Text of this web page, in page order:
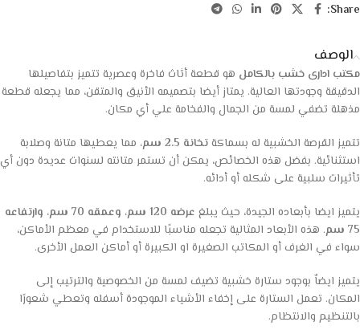
Share:
الوصف
مكتب ادارى خشب بالكامل هو قطعة أثاث فاخرة وعصرية تتميز بتفاصيلها
الدقيقة وجودتها العالية. يمتاز أيضا بتصميمه الأنيق والمتقن، مما يجعله قطعة
مذهلة تضفي لمسة من الجمال والفخامة علي أي مكان.
تتميز القرصة الخشبية له بسماكةتخانة 2.5 سم،
مما يعطيها متانة وصلابة
استثنائية. بفضل هذه الخصائص، يمكن أن تستمر متانته لسنوات عديدة دون أي
تأثيرات سلبية على شكله أو أدائه.
يتميز ايضا بأبعاده الجيدة، حيث يبلغ
عرضه 120 سم، وعمقه 70 سم، وارتفاعه
75 سم
. هذه الأبعاد المثالية تجعله مناسبًا للاستخدام في معظم الأماكن،
سواء في الغرف أو المكاتب الصغيرة او الكبيرة أو أماكن العمل الأخرى.
يتميز ايضاٌ بوجود ستارة خشبية تضيف لمسة من الخصوصية والترتيب إلى
المكان. تعمل الستارة على إخفاء الأشياء الموجودة أسفله وتعطي شعورًا
بالتنظيم والانتظام.